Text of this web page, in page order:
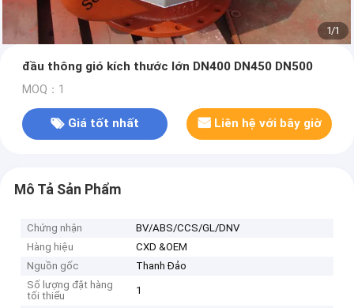
1/1
đầu thông gió kích thước lớn DN400 DN450 DN500
MOQ：1
Giá tốt nhất Liên hệ với bây giờ
Mô Tả Sản Phẩm
Chứng nhận
BV/ABS/CCS/GL/DNV
Hàng hiệu
CXD &OEM
Nguồn gốc
Thanh Đảo
Số lượng đặt hàng
tối thiểu
1